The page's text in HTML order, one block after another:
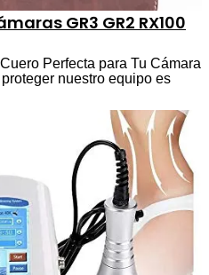
GR3 GR2 RX100
Perfecta para Tu Cámara
nuestro equipo es